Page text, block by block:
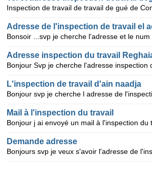
Adresse de l'inspection de travail el
L'inspection de travail d'ain naadja
Mail à l'inspection du travail
Demande adresse